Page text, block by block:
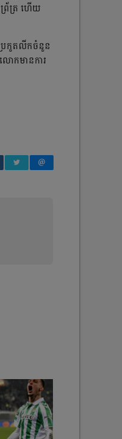
ព្រ័ត្រ ហើយ
ប្រកួតលីកចំនួន
ោកមានការ